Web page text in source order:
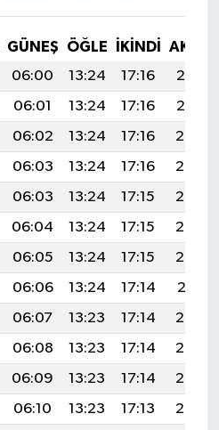
GÜNEŞ ÖĞLE İKINDI
06:00 13:24 17:16
20:37
06:01 13:24 17:16
20:37
06:02 13:24 17:16
20:36
06:03 13:24 17:16
20:35
06:03 13:24 17:15
20:34
06:04 13:24 17:15
20:33
06:05 13:24 17:15
20:32
06:06 13:24 17:14
20:31
06:07 13:23 17:14
20:30
06:08 13:23 17:14
20:29
06:09 13:23 17:14
20:28
06:10 13:23 17:13
20:27